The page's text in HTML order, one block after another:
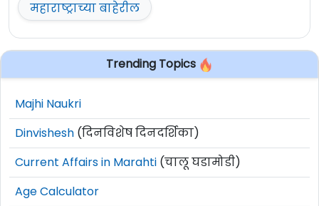
महाराष्ट्राच्या बाहेरील
Trending Topics
Majhi Naukri
Dinvishesh (दिनविशेष दिनदर्शिका)
Current Affairs in Marahti (चालू घडामोडी)
Age Calculator